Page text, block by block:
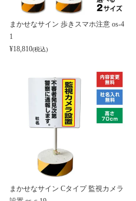
まかせなサイン 歩きスマホ注意 os-4
1
¥18,810(税込)
まかせなサイン Cタイプ 監視カメラ